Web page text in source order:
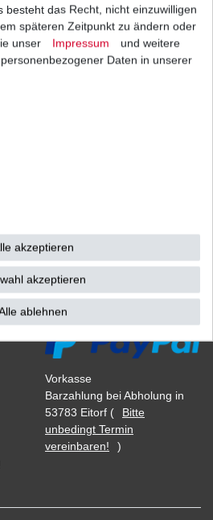
€ 69,90 € *
| 69,90 € / Stück
ges. MwSt. zzgl.
Bezahlarten
Vorkasse
Barzahlung bei Abholung in
53783 Eitorf (
Bitte
unbedingt Termin
vereinbaren!
)
besteht das Recht, nicht einzuwilligen
späteren Zeitpunkt zu ändern oder
unser
Impressum
und weitere
Daten in unserer
akzeptieren
akzeptieren
ablehnen